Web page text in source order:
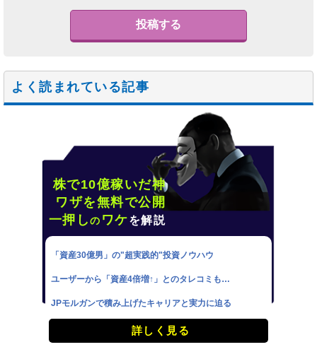
よく読まれている記事
株で10億稼いだ神
ワザを無料で公開
一押しの ワケを解説
「資産30億男」の"超実践的"投資ノウハウ
ユーザーから「資産4倍増↑」とのタレコミも…
JPモルガンで積み上げたキャリアと実力に迫る
詳しく見る